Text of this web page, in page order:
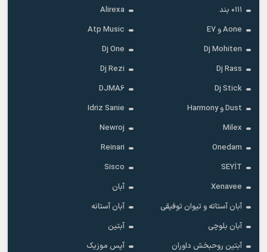
۰۱۱۱ بند
Alirexa
Aone و E7
Atp Music
Dj Mohiten
Dj One
Dj Rass
Dj Rezi
Dj Stick
DJMA6
Dust و Harmony
Idriz Sanie
Milex
Newroj
Onedam
Reinari
SEYİT
Sisco
Xenavee
آبان
آبان آستاته و تیوان توفیقی
آبان آستانه
آبان بلوچی
آبتین
آبتین روحبخش داوران
آپس موزیک